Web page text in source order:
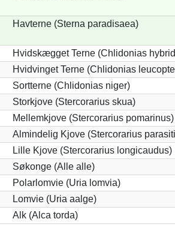
Havterne (Sterna paradisaea)
Hvidskægget Terne (Chlidonias
Hvidvinget Terne (Chlidonias
Sortterne (Chlidonias niger)
Storkjove (Stercorarius skua)
Mellemkjove (Stercorarius pomarinus)
Almindelig Kjove (Stercorarius
Lille Kjove (Stercorarius longicaudus)
Søkonge (Alle alle)
Polarlomvie (Uria lomvia)
Lomvie (Uria aalge)
Alk (Alca torda)